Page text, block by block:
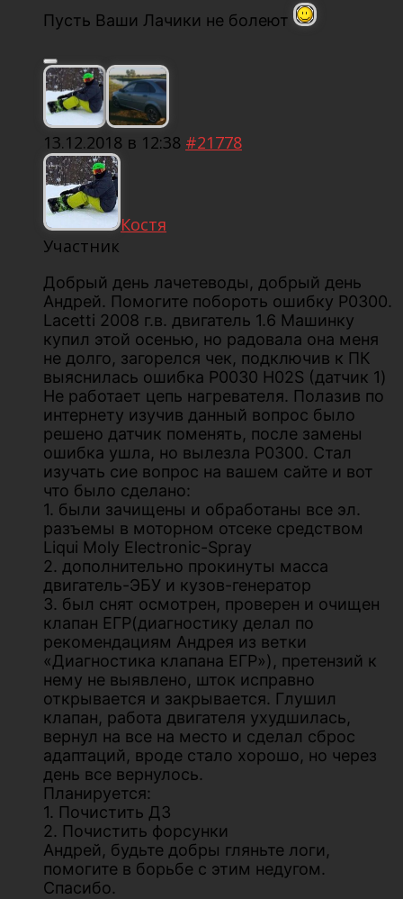
Пусть Ваши Лачики не болеют
13.12.2018 в 12:38 #21778
Костя
Участник
Добрый день лачетеводы, добрый день
Андрей. Помогите побороть ошибку P0300.
Lacetti 2008 г.в. двигатель 1.6 Машинку
купил этой осенью, но радовала она меня
не долго, загорелся чек, подключив к ПК
выяснилась ошибка P0030 Н02S (датчик 1)
Не работает цепь нагревателя. Полазив по
интернету изучив данный вопрос было
решено датчик поменять, после замены
ошибка ушла, но вылезла Р0300. Стал
изучать сие вопрос на вашем сайте и вот
что было сделано:
1. были зачищены и обработаны все эл.
разъемы в моторном отсеке средством
Liqui Moly Electronic-Spray
2. дополнительно прокинуты масса
двигатель-ЭБУ и кузов-генератор
3. был снят осмотрен, проверен и очищен
клапан ЕГР(диагностику делал по
рекомендациям Андрея из ветки
«Диагностика клапана ЕГР»), претензий к
нему не выявлено, шток исправно
открывается и закрывается. Глушил
клапан, работа двигателя ухудшилась,
вернул на все на место и сделал сброс
адаптаций, вроде стало хорошо, но через
день все вернулось.
Планируется:
1. Почистить ДЗ
2. Почистить форсунки
Андрей, будьте добры гляньте логи,
помогите в борьбе с этим недугом.
Спасибо.